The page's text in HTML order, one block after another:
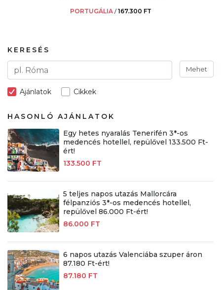
PORTUGÁLIA /167.300 FT
KERESÉS
Mehet
Ajánlatok Cikkek
HASONLÓ AJÁNLATOK
Egy hetes nyaralás Tenerifén 3*-os
medencés hotellel, repülővel 133.500 Ft-
ért!
133.500 FT
5 teljes napos utazás Mallorcára
félpanziós 3*-os medencés hotellel,
repülővel 86.000 Ft-ért!
86.000 FT
6 napos utazás Valenciába szuper áron
87.180 Ft-ért!
87.180 FT